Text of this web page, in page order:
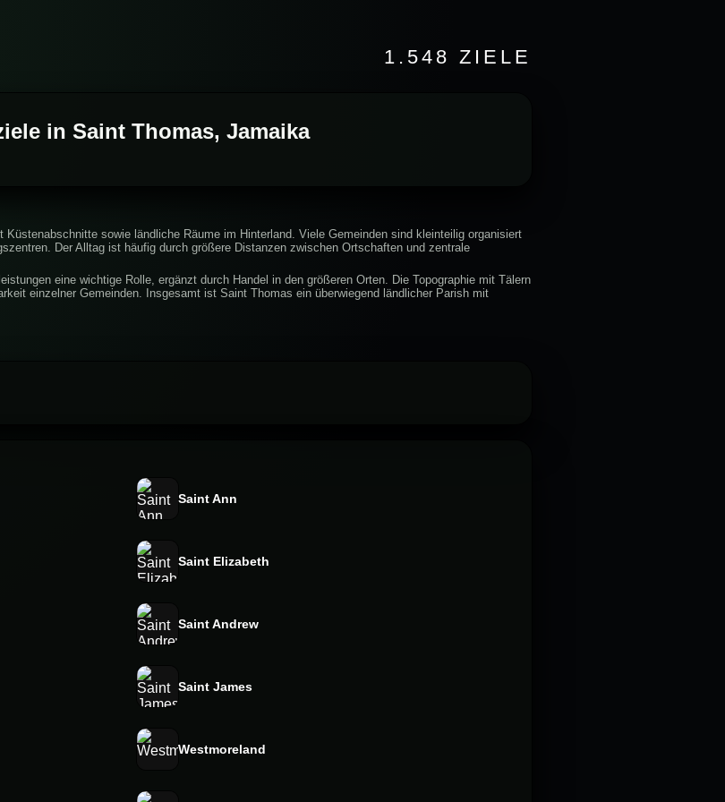
1.548 ZIELE
in Saint Thomas, Jamaika
sowie ländliche Räume im Hinterland. Viele Gemeinden sind kleinteilig organisiert
Der Alltag ist häufig durch größere Distanzen zwischen Ortschaften und zentrale
eine wichtige Rolle, ergänzt durch Handel in den größeren Orten. Die Topographie mit Tälern
einzelner Gemeinden. Insgesamt ist Saint Thomas ein überwiegend ländlicher Parish mit
Saint Ann
Saint Elizabeth
Saint Andrew
Saint James
Westmoreland